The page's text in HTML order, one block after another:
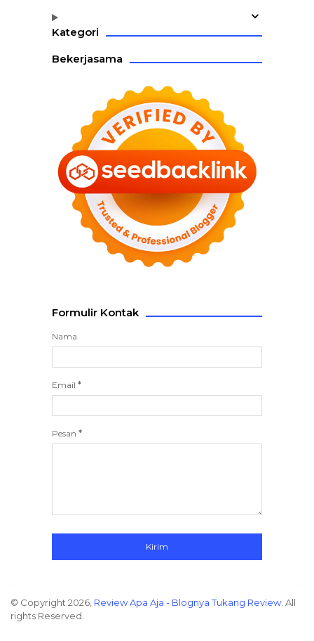
Kategori
Bekerjasama
Formulir Kontak
Nama
Email *
Pesan *
© Copyright2026, Review Apa Aja - Blognya Tukang Review. All
rights Reserved.